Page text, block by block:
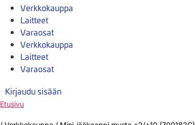
Verkkokauppa
Laitteet
Varaosat
Verkkokauppa
Laitteet
Varaosat
Kirjaudu sisään
Etusivu